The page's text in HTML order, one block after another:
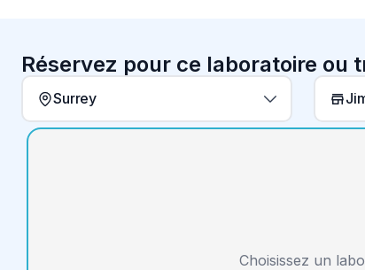
Réservez pour ce laboratoire ou
Surrey
Choisissez un